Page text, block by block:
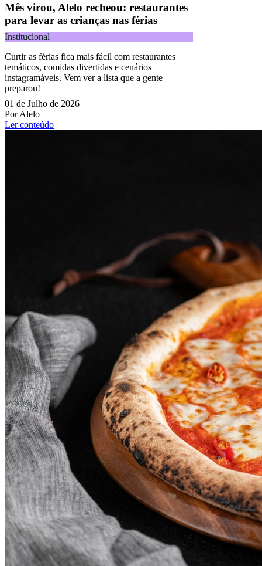
Mês virou, Alelo recheou: restaurantes
para levar as crianças nas férias
Institucional
Curtir as férias fica mais fácil com restaurantes
temáticos, comidas divertidas e cenários
instagramáveis. Vem ver a lista que a gente
preparou!
01 de Julho de 2026
Por Alelo
Ler conteúdo